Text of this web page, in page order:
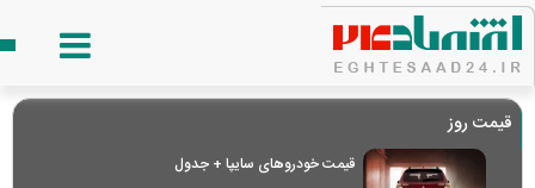
قیمت روز
قیمت خودرو‌های سایپا + جدول